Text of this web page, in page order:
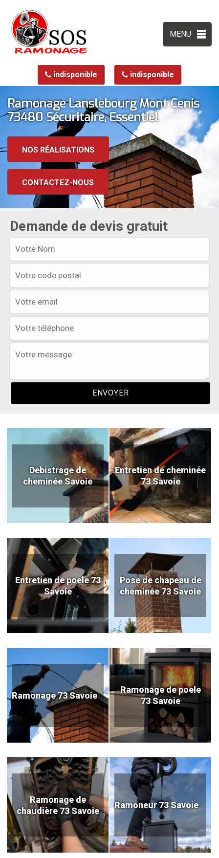
MENU
indisponible indisponible
Ramonage Lanslebourg Mont Cenis
73480 Sécuritaire, Essentiel
NOS RÉALISATIONS
CONTACTEZ-NOUS
Demande de devis gratuit
Debistrage de
cheminée Savoie
Entretien de cheminée
73 Savoie
Entretien de poele 73
Savoie
Pose de chapeau de
cheminée 73 Savoie
Ramonage 73 Savoie
Ramonage de poele
73 Savoie
Ramonage de
chaudière 73 Savoie
Ramoneur 73 Savoie